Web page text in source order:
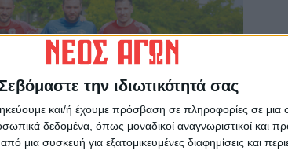
την ιδιωτικότητά σας
και/ή έχουμε πρόσβαση σε πληροφορίες σε
δεδομένα, όπως μοναδικοί αναγνωριστικοί και
μια συσκευή για εξατομικευμένες διαφημίσεις και